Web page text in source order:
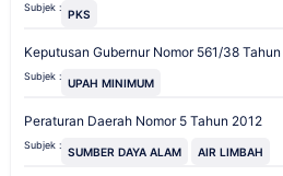
Subjek : PKS
Keputusan Gubernur Nomor 561/38
Subjek : UPAH MINIMUM
Peraturan Daerah Nomor 5 Tahun 2012
Subjek : SUMBER DAYA ALAM AIR LIMBAH